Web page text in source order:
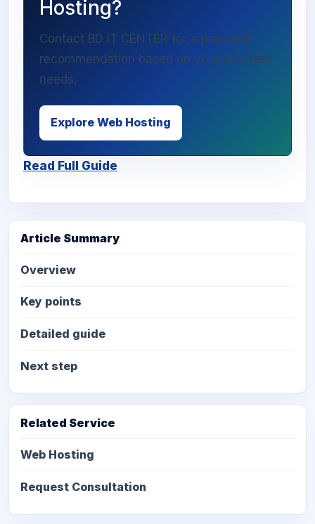
Hosting?
Contact BD IT CENTER for a practical
recommendation based on your business
needs.
Explore Web Hosting
Read Full Guide
Article Summary
Overview
Key points
Detailed guide
Next step
Related Service
Web Hosting
Request Consultation